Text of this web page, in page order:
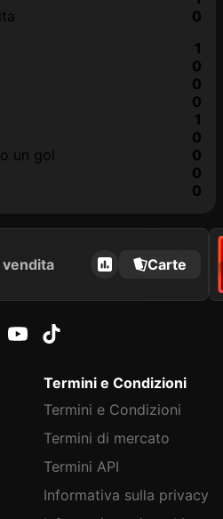
0
1
0
0
0
1
0
un gol
0
0
0
vendita Carte
Termini e Condizioni
Termini e Condizioni
Termini di mercato
Termini API
Informativa sulla privacy